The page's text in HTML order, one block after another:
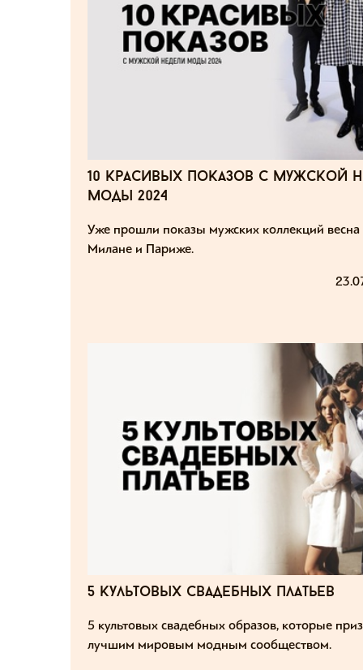
10 красивых показов с мужской
моды 2024
Уже прошли показы мужских коллекций весна
Милане и Париже.
5 культовых свадебных платьев
5 культовых свадебных образов, которые
лучшим мировым модным сообществом.